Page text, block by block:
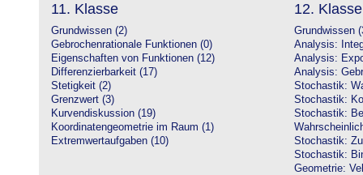
11. Klasse
Grundwissen (2)
Gebrochenrationale Funktionen (0)
Eigenschaften von Funktionen (12)
Differenzierbarkeit (17)
Stetigkeit (2)
Grenzwert (3)
Kurvendiskussion (19)
Koordinatengeometrie im Raum (1)
Extremwertaufgaben (10)
12. Klasse
Grundwissen
Analysis:
Analysis:
Analysis:
Stochastik:
Stochastik:
Stochastik:
Stochastik:
Stochastik:
Geometrie: